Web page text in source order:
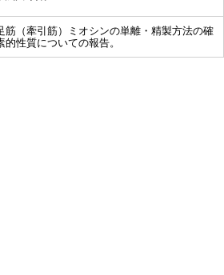
筋（牽引筋）ミオシンの単離・精製方法の確
的性質についての報告。